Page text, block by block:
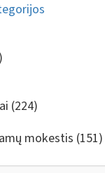
(224)
mokestis (151)